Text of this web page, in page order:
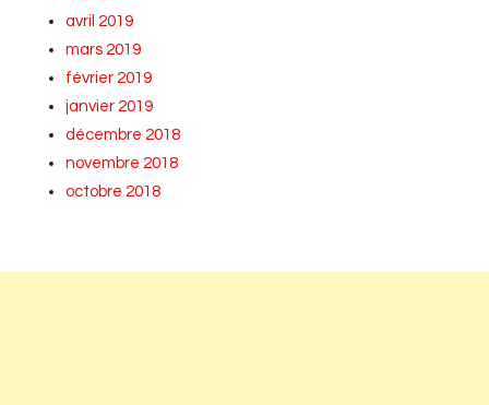
avril 2019
mars 2019
février 2019
janvier 2019
décembre 2018
novembre 2018
octobre 2018